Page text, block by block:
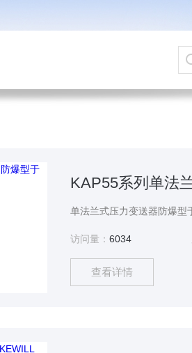
KAP55系列单法
访问量：6034
查看详情